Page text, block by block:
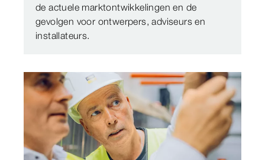
de actuele marktontwikkelingen en de
gevolgen voor ontwerpers, adviseurs en
installateurs.